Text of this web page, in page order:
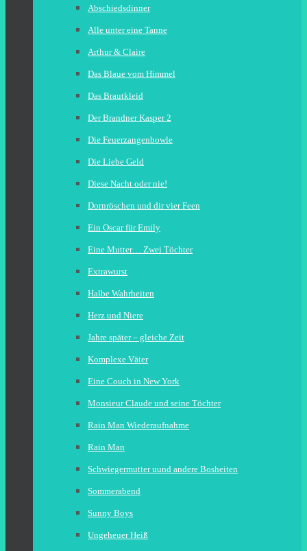
Abschiedsdinner
Alle unter eine Tanne
Arthur & Claire
Das Blaue vom Himmel
Das Brautkleid
Der Brandner Kasper 2
Die Feuerzangenbowle
Die Liebe Geld
Diese Nacht oder nie!
Dornröschen und dir vier Feen
Ein Oscar für Emily
Eine Mutter… Zwei Töchter
Extrawurst
Halbe Wahrheiten
Herz und Niere
Jahre später – gleiche Zeit
Komplexe Väter
Eine Couch in New York
Monsieur Claude und seine Töchter
Rain Man Wiederaufnahme
Rain Man
Schwiegermutter uund andere Bosheiten
Sommerabend
Sunny Boys
Ungeheuer Heiß